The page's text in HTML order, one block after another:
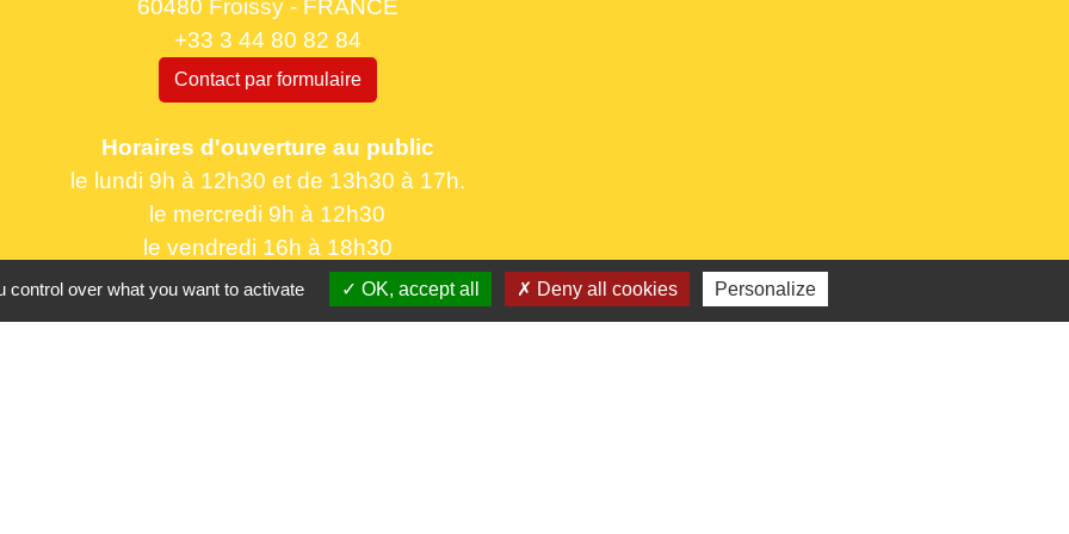
60480 Froissy - FRANCE
+33 3 44 80 82 84
Contact par formulaire
Horaires d'ouverture au public
le lundi 9h à 12h30 et de 13h30 à 17h.
le mercredi 9h à 12h30
le vendredi 16h à 18h30
over what you want to activate OK, accept all Deny all cookies Personalize